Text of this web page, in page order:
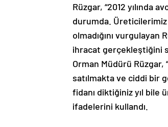
Rüzgar, “2012 yılında
durumda.
olmadığını
ihracat gerçekleştiğini
Orman Müdürü
satılmakta ve ciddi bir
fidanı diktiğiniz yıl bile
ifadelerini kullandı.